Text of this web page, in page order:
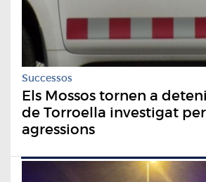
Successos
Els Mossos tornen a
de Torroella investigat
agressions